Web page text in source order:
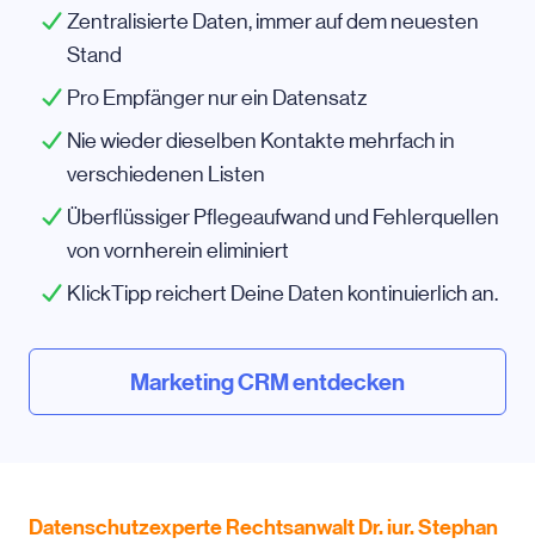
Zentralisierte Daten, immer auf dem neuesten
Stand
Pro Empfänger nur ein Datensatz
Nie wieder dieselben Kontakte mehrfach in
verschiedenen Listen
Überflüssiger Pflegeaufwand und Fehlerquellen
von vornherein eliminiert
KlickTipp reichert Deine Daten kontinuierlich an.
Marketing CRM entdecken
Datenschutzexperte Rechtsanwalt Dr. iur. Stephan